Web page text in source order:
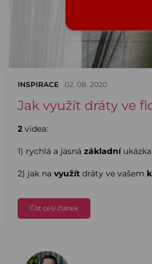
INSPIRACE 02. 08. 2020
Jak využít dráty ve
2 videa:
1) rychlá a jasná základní
2) jak na využít dráty ve vašem
Číst celý článek